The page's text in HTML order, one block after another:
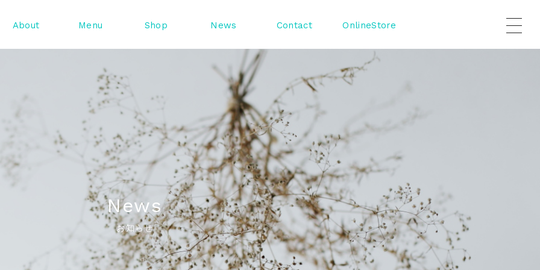
About Menu Shop News Contact OnlineStore
News
お知らせ